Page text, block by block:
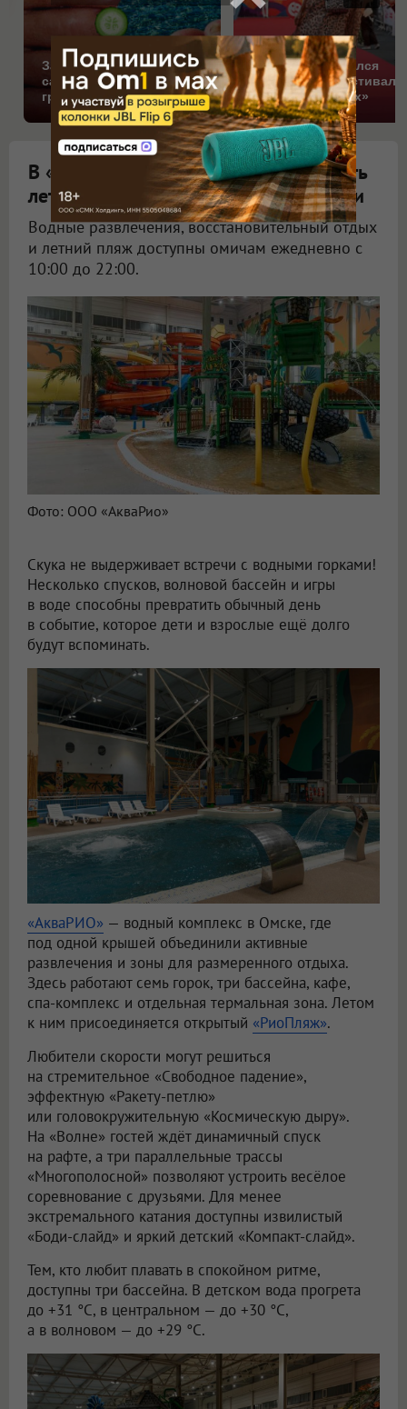
За 5 дней исчезнет даже
самый застарелый
грибок: вот хитрость
В Кирове открылся
юбилейный фестиваль
«На семи холмах»
В «АкваРИО» показали, как разбавить
летние дни водными приключениями
Водные развлечения, восстановительный отдых
и летний пляж доступны омичам ежедневно с
10:00 до 22:00.
Фото: ООО «АкваРио»
Скука не выдерживает встречи с водными горками!
Несколько спусков, волновой бассейн и игры
в воде способны превратить обычный день
в событие, которое дети и взрослые ещё долго
будут вспоминать.
«АкваРИО» — водный комплекс в Омске, где
под одной крышей объединили активные
развлечения и зоны для размеренного отдыха.
Здесь работают семь горок, три бассейна, кафе,
спа-комплекс и отдельная термальная зона. Летом
к ним присоединяется открытый «РиоПляж».
Любители скорости могут решиться
на стремительное «Свободное падение»,
эффектную «Ракету-петлю»
или головокружительную «Космическую дыру».
На «Волне» гостей ждёт динамичный спуск
на рафте, а три параллельные трассы
«Многополосной» позволяют устроить весёлое
соревнование с друзьями. Для менее
экстремального катания доступны извилистый
«Боди-слайд» и яркий детский «Компакт-слайд».
Тем, кто любит плавать в спокойном ритме,
доступны три бассейна. В детском вода прогрета
до +31 °C, в центральном — до +30 °C,
а в волновом — до +29 °C.